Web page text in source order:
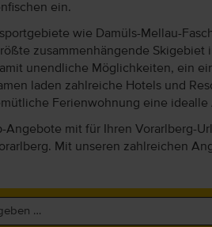
ein.
wie Damüls-Mellau-
zusammenhängende
unendliche Möglichkeiten, ein
laden zahlreiche Hotels und
Ferienwohnung eine
Angebote mit für Ihren Vorarlberg-
Mit unseren zahlreichen